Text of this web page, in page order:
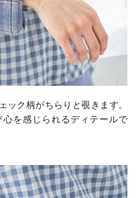
ック柄がちらりと覗きます。
を感じられるディテールで